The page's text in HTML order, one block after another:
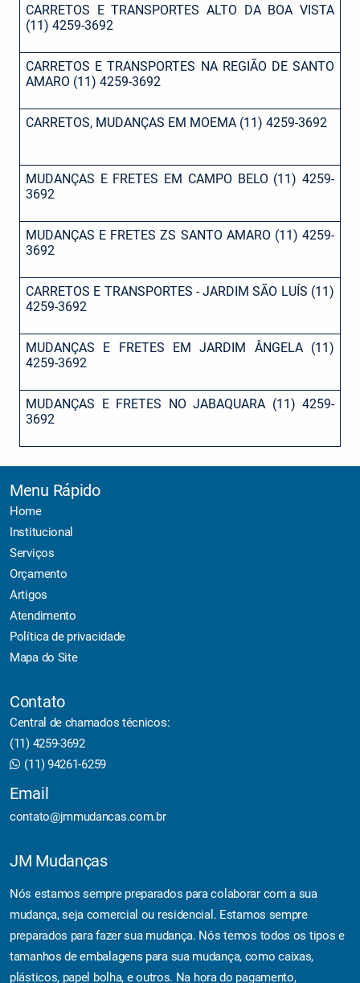
CARRETOS E TRANSPORTES ALTO DA BOA VISTA
(11) 4259-3692
CARRETOS E TRANSPORTES NA REGIÃO DE SANTO
AMARO (11) 4259-3692
CARRETOS, MUDANÇAS EM MOEMA (11) 4259-3692
MUDANÇAS E FRETES EM CAMPO BELO (11) 4259-
3692
MUDANÇAS E FRETES ZS SANTO AMARO (11) 4259-
3692
CARRETOS E TRANSPORTES - JARDIM SÃO LUÍS (11)
4259-3692
MUDANÇAS E FRETES EM JARDIM ÂNGELA (11)
4259-3692
MUDANÇAS E FRETES NO JABAQUARA (11) 4259-
3692
Menu Rápido
Home
Institucional
Serviços
Orçamento
Artigos
Atendimento
Política de privacidade
Mapa do Site
Contato
Central de chamados técnicos:
(11) 4259-3692
(11) 94261-6259
Email
contato@jmmudancas.com.br
JM Mudanças
Nós estamos sempre preparados para colaborar com a sua
mudança, seja comercial ou residencial. Estamos sempre
preparados para fazer sua mudança. Nós temos todos os tipos e
tamanhos de embalagens para sua mudança, como caixas,
plásticos, papel bolha, e outros. Na hora do pagamento,